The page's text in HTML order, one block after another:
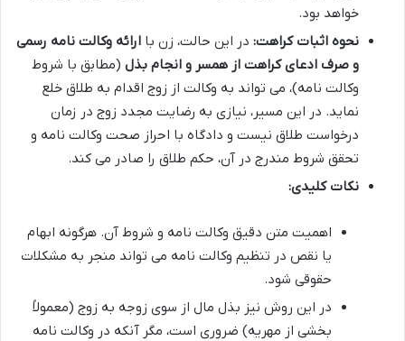
خواهد بود.
نحوه اثبات کراهت: در این حالت، زن با ارائه وکالت نامه رسمی
و صرف ادعای کراهت از همسر و انجام بذل (مطابق با شروط
وکالت نامه)، می تواند به وکالت از زوج اقدام به طلاق خلع
نماید. در این مسیر، نیازی به رضایت مجدد زوج در زمان
درخواست طلاق نیست و دادگاه با احراز صحت وکالت نامه و
تحقق شروط مندرج در آن، حکم طلاق را صادر می کند.
نکات کلیدی:
اهمیت متن دقیق وکالت نامه و شروط آن. هرگونه ابهام
یا نقص در تنظیم وکالت نامه می تواند منجر به مشکلات
حقوقی شود.
در این روش نیز بذل مال از سوی زوجه به زوج (معمولاً
بخشی از مهریه) ضروری است، مگر آنکه در وکالت نامه